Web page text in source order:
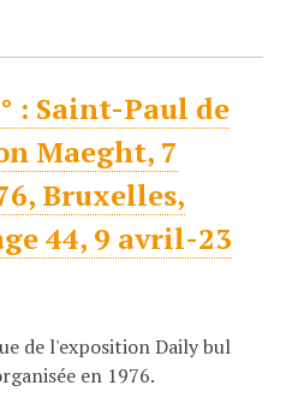
: Saint-Paul de
Maeght, 7
Bruxelles,
44, 9 avril-23
de l'exposition Daily bul
en 1976.